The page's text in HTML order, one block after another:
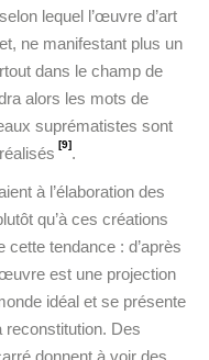
lequel l’œuvre d’art
ne manifestant plus un
dans le champ de
alors les mots de
suprématistes sont
[9].
à l’élaboration des
qu’à ces créations
tendance : d’après
est une projection
idéal et se présente
reconstitution. Des
donnent à voir des